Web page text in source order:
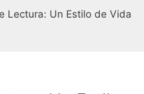
Lectura: Un Estilo de Vida